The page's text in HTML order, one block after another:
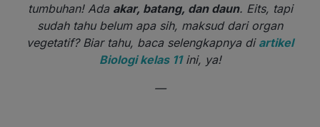
tumbuhan! Ada akar, batang, dan daun. Eits, tapi
sudah tahu belum apa sih, maksud dari organ
vegetatif? Biar tahu, baca selengkapnya di artikel
Biologi kelas 11ini, ya!
—